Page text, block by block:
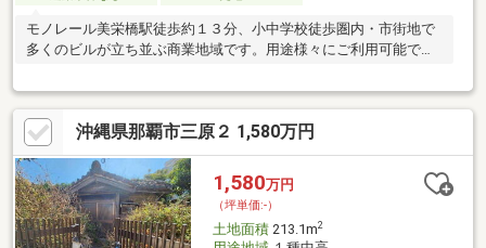
モノレール美栄橋駅徒歩約１３分、小中学校徒歩圏内・市街地で
多くのビルが立ち並ぶ商業地域です。用途様々にご利用可能で
沖縄県那覇市三原２ 1,580万円
1,580万円
（坪単価:-）
土地面積213.1m2